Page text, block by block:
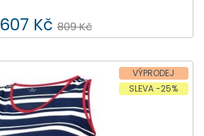
607 Kč 809 Kč
VÝPRODEJ
SLEVA -25%